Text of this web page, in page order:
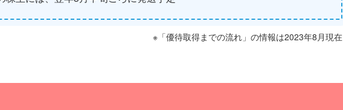
※「優待取得までの流れ」の情報は2023年8月現在